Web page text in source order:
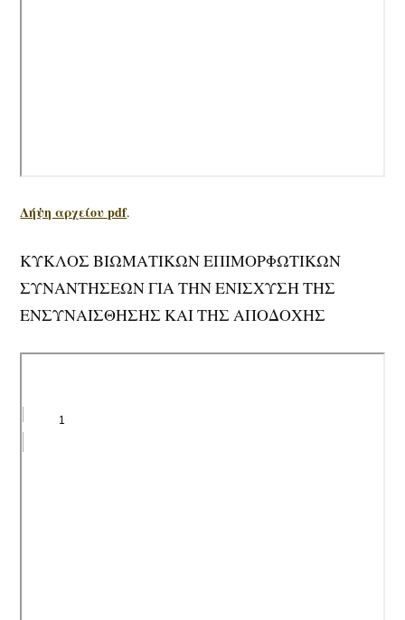
Λήψη αρχείου pdf.
ΚΥΚΛΟΣ ΒΙΩΜΑΤΙΚΩΝ ΕΠΙΜΟΡΦΩΤΙΚΩΝ
ΣΥΝΑΝΤΗΣΕΩΝ ΓΙΑ ΤΗΝ ΕΝΙΣΧΥΣΗ ΤΗΣ
ΕΝΣΥΝΑΙΣΘΗΣΗΣ ΚΑΙ ΤΗΣ ΑΠΟΔΟΧΗΣ